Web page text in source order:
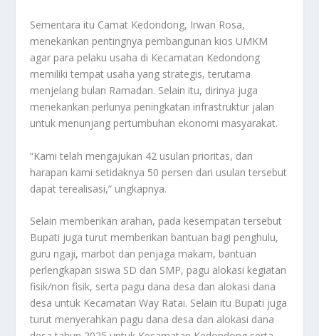
Sementara itu Camat Kedondong, Irwan Rosa,
menekankan pentingnya pembangunan kios UMKM
agar para pelaku usaha di Kecamatan Kedondong
memiliki tempat usaha yang strategis, terutama
menjelang bulan Ramadan. Selain itu, dirinya juga
menekankan perlunya peningkatan infrastruktur jalan
untuk menunjang pertumbuhan ekonomi masyarakat.
“Kami telah mengajukan 42 usulan prioritas, dan
harapan kami setidaknya 50 persen dari usulan tersebut
dapat terealisasi,” ungkapnya.
Selain memberikan arahan, pada kesempatan tersebut
Bupati juga turut memberikan bantuan bagi penghulu,
guru ngaji, marbot dan penjaga makam, bantuan
perlengkapan siswa SD dan SMP, pagu alokasi kegiatan
fisik/non fisik, serta pagu dana desa dan alokasi dana
desa untuk Kecamatan Way Ratai. Selain itu Bupati juga
turut menyerahkan pagu dana desa dan alokasi dana